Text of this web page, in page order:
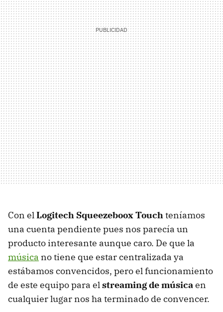
Con elLogitech Squeezeboox Touchteníamos
una cuenta pendiente pues nos parecía un
producto interesante aunque caro. De que la
música no tiene que estar centralizada ya
estábamos convencidos, pero el funcionamiento
de este equipo para elstreaming de músicaen
cualquier lugar nos ha terminado de convencer.